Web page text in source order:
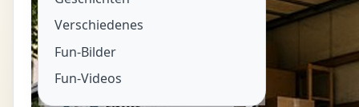
Verschiedenes
Fun-Bilder
Fun-Videos